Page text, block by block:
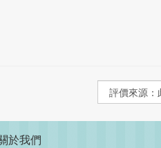
於我們